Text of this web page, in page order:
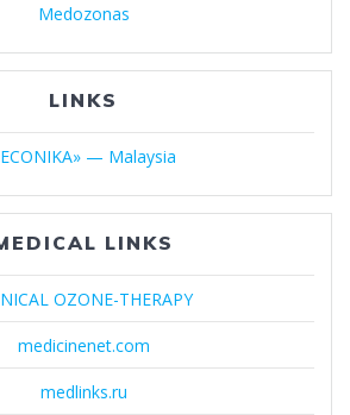
Medozonas
LINKS
— Malaysia
LINKS
OZONE-THERAPY
medicinenet.com
medlinks.ru